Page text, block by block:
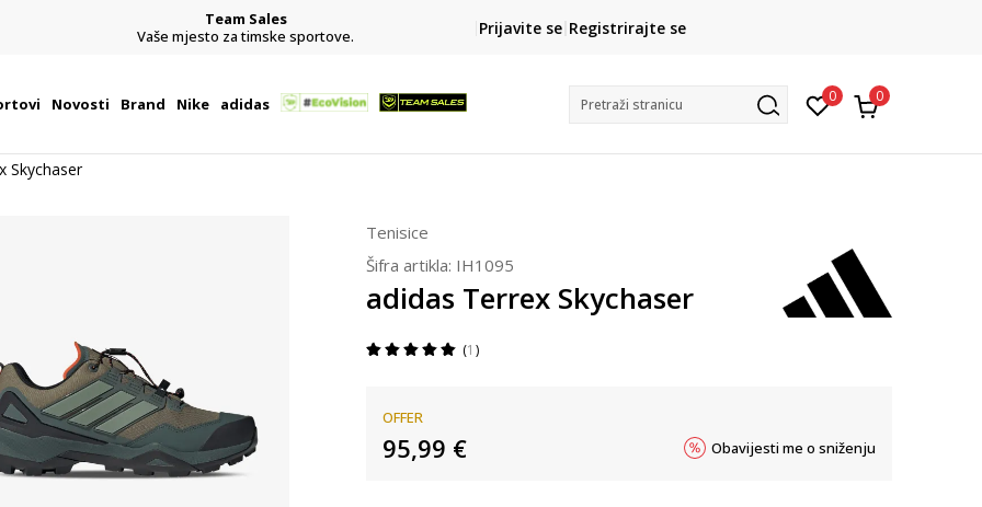
Team Sales
Vaše mjesto za timske sportove.
CLICK& COLLECT
besplatno preuzimanje u trgovini
Prijavite se Registrirajte se
Novosti Brand Nike adidas Pretraži stranicu 0 0
Skychaser
Tenisice
Šifra artikla: IH1095
adidas Terrex Skychaser
1
OFFER
95,99 € Obavijesti me o sniženju